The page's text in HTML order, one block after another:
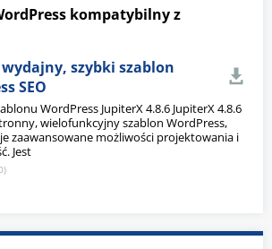
kompatybilny z
szybki szablon
SEO
WordPress JupiterX 4.8.6 JupiterX 4.8.6
wielofunkcyjny szablon WordPress,
zaawansowane możliwości projektowania i
Jest
)